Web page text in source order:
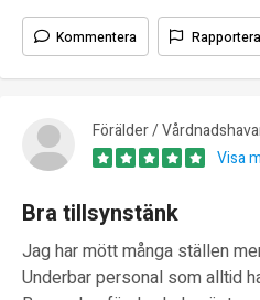
Kommentera Rapportera
Förälder /
Visa
Bra tillsynstänk
Jag har mött många ställen
Underbar personal som alltid